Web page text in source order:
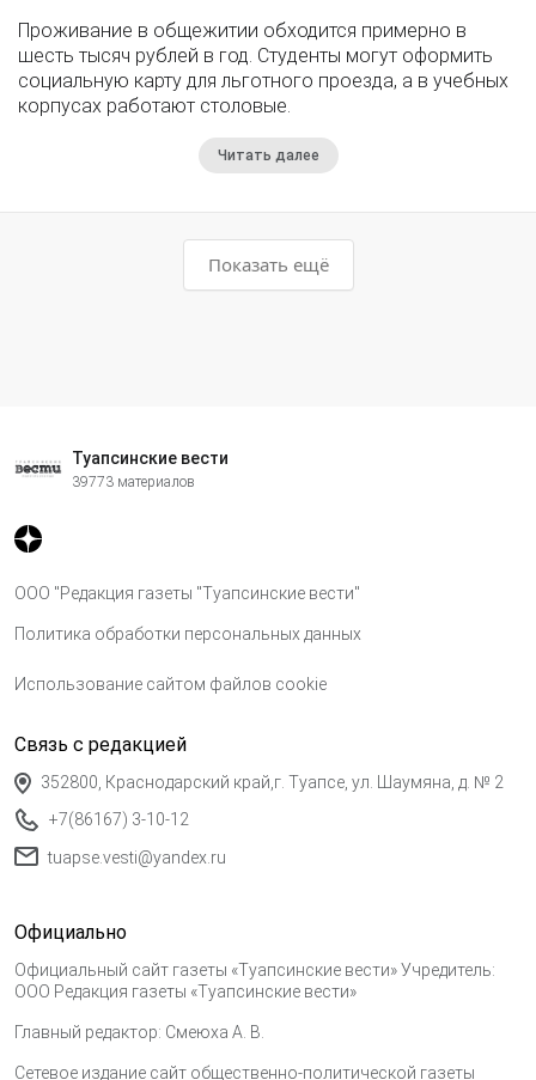
Проживание в общежитии обходится примерно в
шесть тысяч рублей в год. Студенты могут оформить
социальную карту для льготного проезда, а в учебных
корпусах работают столовые.
Читать далее
Показать ещё
Туапсинские вести
39773 материалов
ООО "Редакция газеты "Туапсинские вести"
Политика обработки персональных данных
Использование сайтом файлов cookie
Связь с редакцией
352800, Краснодарский край,г. Туапсе, ул. Шаумяна, д. № 2
+7(86167) 3-10-12
tuapse.vesti@yandex.ru
Официально
Официальный сайт газеты «Туапсинские вести» Учредитель:
ООО Редакция газеты «Туапсинские вести»
Главный редактор: Смеюха А. В.
Сетевое издание сайт общественно-политической газеты